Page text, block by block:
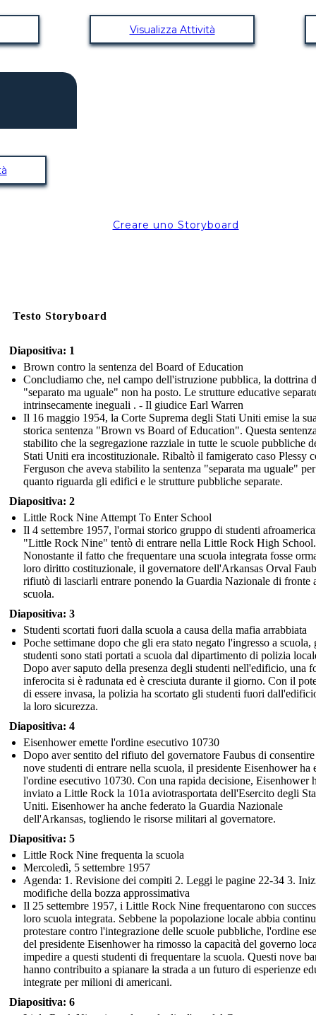
Little Rock Nine frequenta
Il 25 settembre 1957, i Little Rock Nine frequentarono con successo la loro
popolazione locale abbia continuato a protestare contro l'integrazione delle
del presidente Eisenhower ha rimosso la capacità del governo locale di impedire
la scuola. Questi nove bambini hanno contribuito a spianare la strada a un
integrate per milioni di americani.
Mercoledì, 5 settembre
Agenda:
1. Revisione dei
3. Iniziare le
della bozza
approssimativa
Visualizza Attività
Creare uno Storyboard
Testo Storyboard
Diapositiva: 1
Brown contro la sentenza del Board of Education
Concludiamo che, nel campo dell'istruzione pubblica, la dottrina
"separato ma uguale" non ha posto. Le strutture educative
intrinsecamente ineguali . - Il giudice Earl Warren
Il 16 maggio 1954, la Corte Suprema degli Stati Uniti emise la
storica sentenza "Brown vs Board of Education". Questa
stabilito che la segregazione razziale in tutte le scuole pubbliche
Stati Uniti era incostituzionale. Ribaltò il famigerato caso Plessy
Ferguson che aveva stabilito la sentenza "separata ma uguale" per
quanto riguarda gli edifici e le strutture pubbliche separate.
Diapositiva: 2
Little Rock Nine Attempt To Enter School
Il 4 settembre 1957, l'ormai storico gruppo di studenti
"Little Rock Nine" tentò di entrare nella Little Rock High School.
Nonostante il fatto che frequentare una scuola integrata fosse
loro diritto costituzionale, il governatore dell'Arkansas Orval
rifiutò di lasciarli entrare ponendo la Guardia Nazionale di fronte
scuola.
Diapositiva: 3
Studenti scortati fuori dalla scuola a causa della mafia arrabbiata
Poche settimane dopo che gli era stato negato l'ingresso a scuola,
studenti sono stati portati a scuola dal dipartimento di polizia
Dopo aver saputo della presenza degli studenti nell'edificio, una
inferocita si è radunata ed è cresciuta durante il giorno. Con il
di essere invasa, la polizia ha scortato gli studenti fuori
la loro sicurezza.
Diapositiva: 4
Eisenhower emette l'ordine esecutivo 10730
Dopo aver sentito del rifiuto del governatore Faubus di
nove studenti di entrare nella scuola, il presidente Eisenhower ha
l'ordine esecutivo 10730. Con una rapida decisione, Eisenhower
inviato a Little Rock la 101a aviotrasportata dell'Esercito degli
Uniti. Eisenhower ha anche federato la Guardia Nazionale
dell'Arkansas, togliendo le risorse militari al governatore.
Diapositiva: 5
Little Rock Nine frequenta la scuola
Mercoledì, 5 settembre 1957
Agenda: 1. Revisione dei compiti 2. Leggi le pagine 22-34 3.
modifiche della bozza approssimativa
Il 25 settembre 1957, i Little Rock Nine frequentarono con
loro scuola integrata. Sebbene la popolazione locale abbia
protestare contro l'integrazione delle scuole pubbliche, l'ordine
del presidente Eisenhower ha rimosso la capacità del governo
impedire a questi studenti di frequentare la scuola. Questi nove
hanno contribuito a spianare la strada a un futuro di esperienze
integrate per milioni di americani.
Diapositiva: 6